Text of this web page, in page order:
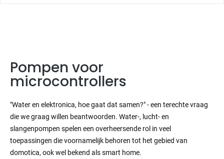
Pompen voor
microcontrollers
"Water en elektronica, hoe gaat dat samen?" - een terechte vraag
die we graag willen beantwoorden. Water-, lucht- en
slangenpompen spelen een overheersende rol in veel
toepassingen die voornamelijk behoren tot het gebied van
domotica, ook wel bekend als smart home.